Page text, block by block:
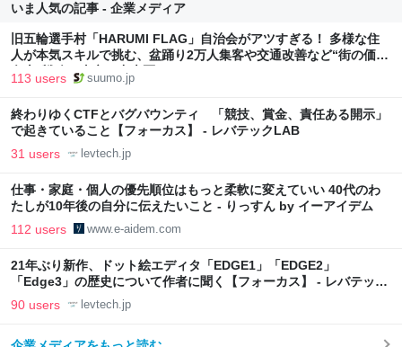
いま人気の記事 - 企業メディア
旧五輪選手村「HARUMI FLAG」自治会がアツすぎる！ 多様な住
人が本気スキルで挑む、盆踊り2万人集客や交通改善など“街の価値
向上”戦略 東京・中央区
113 users suumo.jp
終わりゆくCTFとバグバウンティ 「競技、賞金、責任ある開示」
で起きていること【フォーカス】 - レバテックLAB
31 users levtech.jp
仕事・家庭・個人の優先順位はもっと柔軟に変えていい 40代のわ
たしが10年後の自分に伝えたいこと - りっすん by イーアイデム
112 users www.e-aidem.com
21年ぶり新作、ドット絵エディタ「EDGE1」「EDGE2」
「Edge3」の歴史について作者に聞く【フォーカス】 - レバテック
LAB
90 users levtech.jp